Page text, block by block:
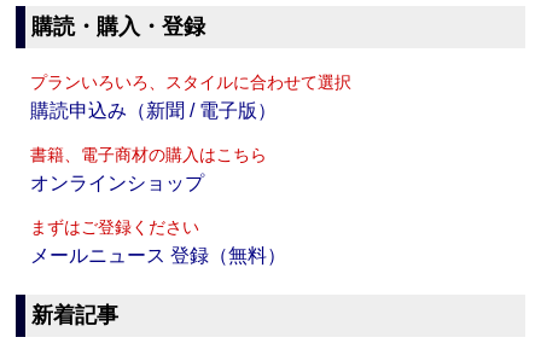
購読・購入・登録
プランいろいろ、スタイルに合わせて選択
購読申込み（新聞 / 電子版）
書籍、電子商材の購入はこちら
オンラインショップ
まずはご登録ください
メールニュース 登録（無料）
新着記事